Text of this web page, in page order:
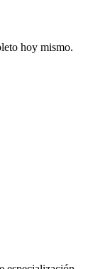
hoy mismo.